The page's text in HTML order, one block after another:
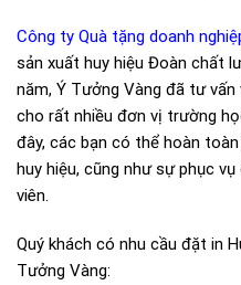
Công ty Quà tặng doanh
sản xuất huy hiệu Đoàn chất
năm, Ý Tưởng Vàng đã tư
cho rất nhiều đơn vị trường
đây, các bạn có thể hoàn
huy hiệu, cũng như sự phục
viên.
Quý khách có nhu cầu đặt in
Tưởng Vàng: